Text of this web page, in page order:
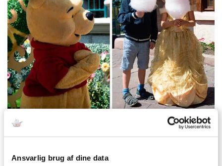
Ansvarlig brug af dine data